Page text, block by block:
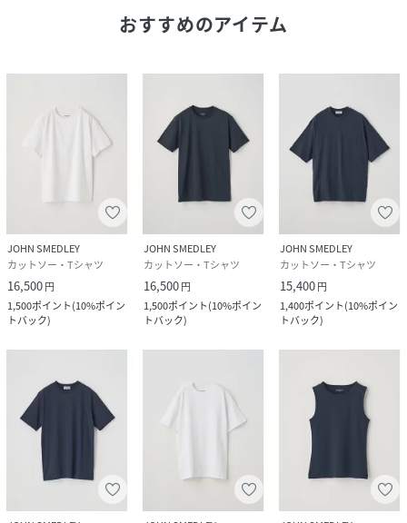
おすすめのアイテム
JOHN SMEDLEY
カットソー・Tシャツ
16,500円
1,500ポイント(10%ポイン
トバック)
JOHN SMEDLEY
カットソー・Tシャツ
16,500円
1,500ポイント(10%ポイン
トバック)
JOHN SMEDLEY
カットソー・Tシャツ
15,400円
1,400ポイント(10%ポイン
トバック)